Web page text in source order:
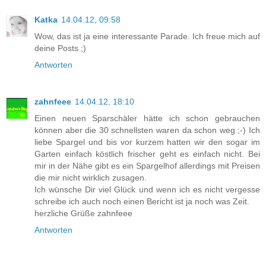
Katka 14.04.12, 09:58
Wow, das ist ja eine interessante Parade. Ich freue mich auf
deine Posts ;)
Antworten
zahnfeee 14.04.12, 18:10
Einen neuen Sparschäler hätte ich schon gebrauchen
können aber die 30 schnellsten waren da schon weg ;-) Ich
liebe Spargel und bis vor kurzem hatten wir den sogar im
Garten einfach köstlich frischer geht es einfach nicht. Bei
mir in der Nähe gibt es ein Spargelhof allerdings mit Preisen
die mir nicht wirklich zusagen.
Ich wünsche Dir viel Glück und wenn ich es nicht vergesse
schreibe ich auch noch einen Bericht ist ja noch was Zeit.
herzliche Grüße zahnfeee
Antworten